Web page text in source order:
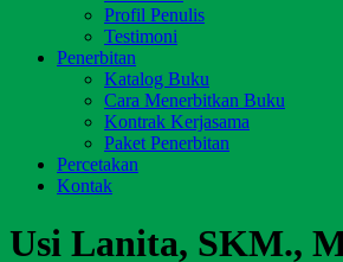
Profil Penulis
Testimoni
Penerbitan
Katalog Buku
Cara Menerbitkan Buku
Kontrak Kerjasama
Paket Penerbitan
Percetakan
Kontak
Usi Lanita, SKM.,